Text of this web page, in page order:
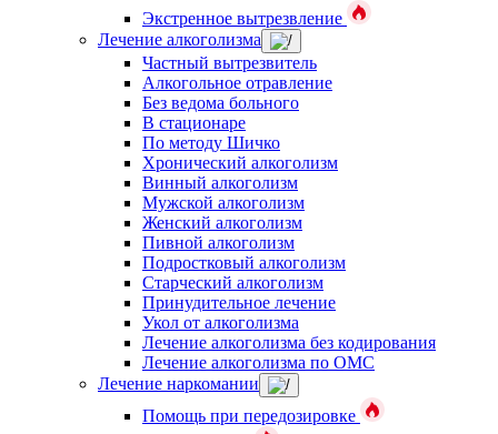
Экстренное вытрезвление
Лечение алкоголизма
Частный вытрезвитель
Алкогольное отравление
Без ведома больного
В стационаре
По методу Шичко
Хронический алкоголизм
Винный алкоголизм
Мужской алкоголизм
Женский алкоголизм
Пивной алкоголизм
Подростковый алкоголизм
Старческий алкоголизм
Принудительное лечение
Укол от алкоголизма
Лечение алкоголизма без кодирования
Лечение алкоголизма по ОМС
Лечение наркомании
Помощь при передозировке